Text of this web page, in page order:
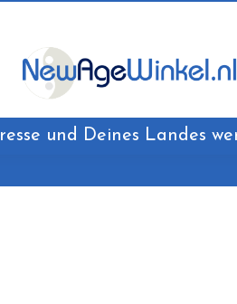
und Deines Landes